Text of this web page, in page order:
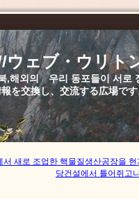
ウェブ・ウリト
,해외의 우리 동포들이 서로
を交換し、交流する広場で
서 새로 조업한 핵물질생산공장을
당건설에서 틀어쥐고